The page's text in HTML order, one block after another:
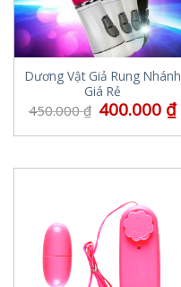
Dương Vật Giả Rung Nhánh
Giá Rẻ
450.000₫ 400.000 ₫